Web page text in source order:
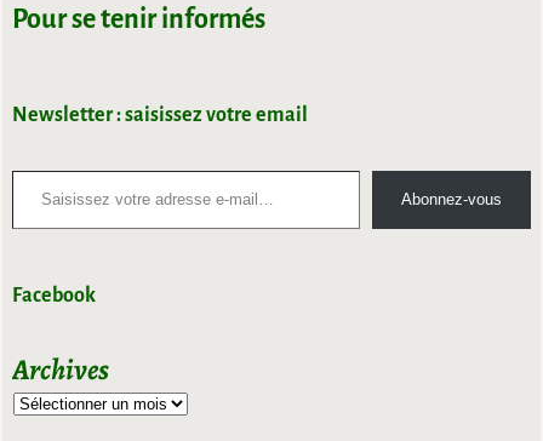
Pour se tenir informés
Newsletter : saisissez votre email
Abonnez-vous
Facebook
Archives